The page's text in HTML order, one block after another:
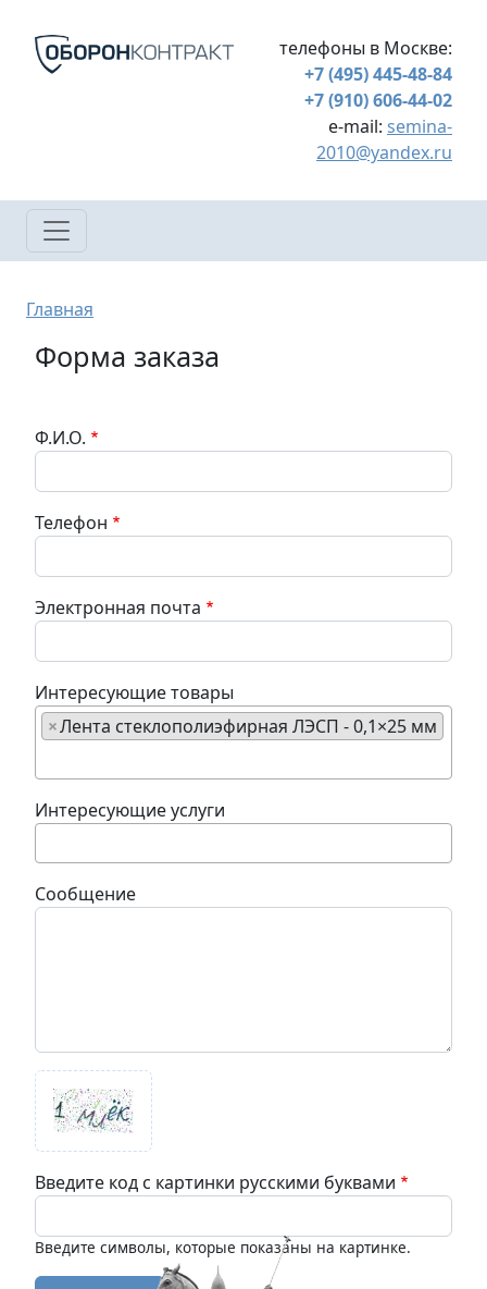
телефоны в Москве:
+7 (495) 445-48-84
+7 (910) 606-44-02
e-mail: semina-
2010@yandex.ru
Строка навигации
Главная
Форма заказа
Ф.И.О.
Телефон
Электронная почта
Интересующие товары
×Лента стеклополиэфирная ЛЭСП - 0,1×25 мм
Интересующие услуги
Сообщение
Введите код с картинки русскими буквами
Введите символы, которые показаны на картинке.